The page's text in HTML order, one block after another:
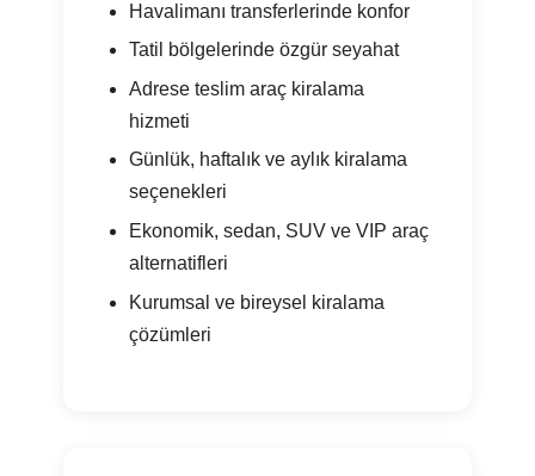
Havalimanı transferlerinde konfor
Tatil bölgelerinde özgür seyahat
Adrese teslim araç kiralama
hizmeti
Günlük, haftalık ve aylık kiralama
seçenekleri
Ekonomik, sedan, SUV ve VIP araç
alternatifleri
Kurumsal ve bireysel kiralama
çözümleri